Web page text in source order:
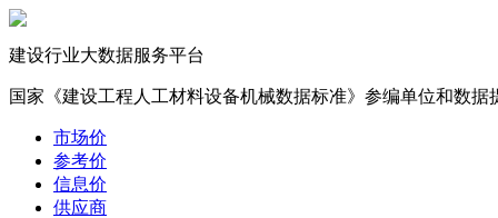
建设行业大数据服务平台
国家《建设工程人工材料设备机械数据标准》参编单位和数据
市场价
参考价
信息价
供应商